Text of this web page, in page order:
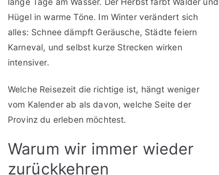
Hügel in warme Töne. Im Winter verändert sich
alles: Schnee dämpft Geräusche, Städte feiern
Karneval, und selbst kurze Strecken wirken
intensiver.
Welche Reisezeit die richtige ist, hängt weniger
vom Kalender ab als davon, welche Seite der
Provinz du erleben möchtest.
Warum wir immer wieder
zurückkehren